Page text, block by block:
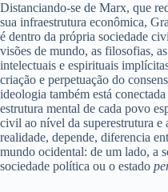
Distanciando-se de Marx, que
sua infraestrutura econômica,
é dentro da própria sociedade
visões de mundo, as filosofias,
intelectuais e espirituais
criação e perpetuação do
ideologia também está
estrutura mental de cada povo
civil ao nível da superestrutura e
realidade, depende, diferencia
mundo ocidental: de um lado, a
sociedade política ou o estado